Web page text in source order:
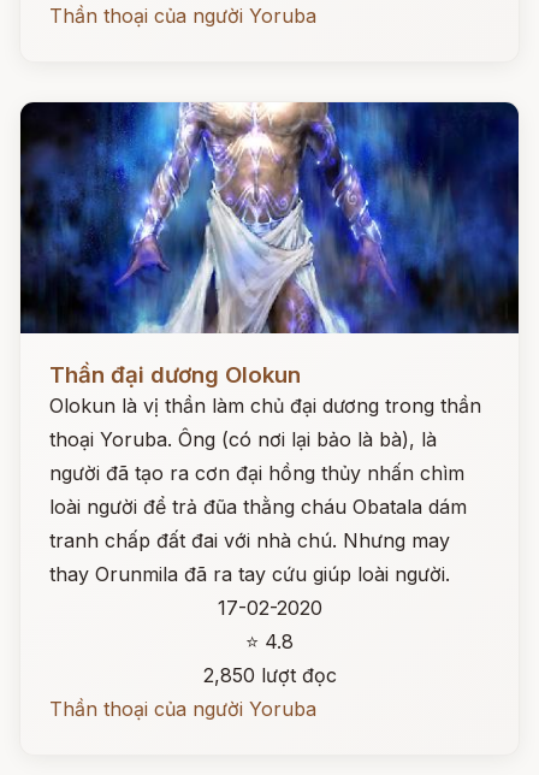
Thần thoại của người Yoruba
Đọc ngay
Thần đại dương Olokun
Olokun là vị thần làm chủ đại dương trong thần
thoại Yoruba. Ông (có nơi lại bảo là bà), là
người đã tạo ra cơn đại hồng thủy nhấn chìm
loài người để trả đũa thằng cháu Obatala dám
tranh chấp đất đai với nhà chú. Nhưng may
thay Orunmila đã ra tay cứu giúp loài người.
17-02-2020
⭐ 4.8
2,850 lượt đọc
Thần thoại của người Yoruba